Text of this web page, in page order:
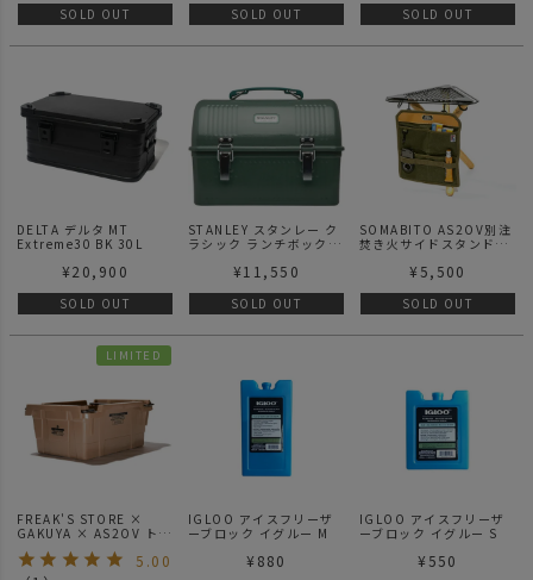
SOLD OUT SOLD OUT SOLD OUT
DELTA デルタ MT
Extreme30 BK 30L
¥20,900
SOLD OUT
STANLEY スタンレー ク
ラシック ランチボックス
用品 アウトドア アウト
食 フード ドリンク 食べ
物 飲み物 収納 工具 ツー
01625-001
¥11,550
SOLD OUT
SOMABITO AS2OV別注
焚き火サイドスタンドウ
¥ 5,500
SOLD OUT
LIMITED
FREAK'S STORE ×
GAKUYA × AS2OV トリ
プルネーム スタッキング
コンテナ 19L (HB-25)
5.00
IGLOO アイスフリーザ
ーブロック イグルー M
¥ 880
IGLOO アイスフリーザ
ーブロック イグルー S
¥ 550